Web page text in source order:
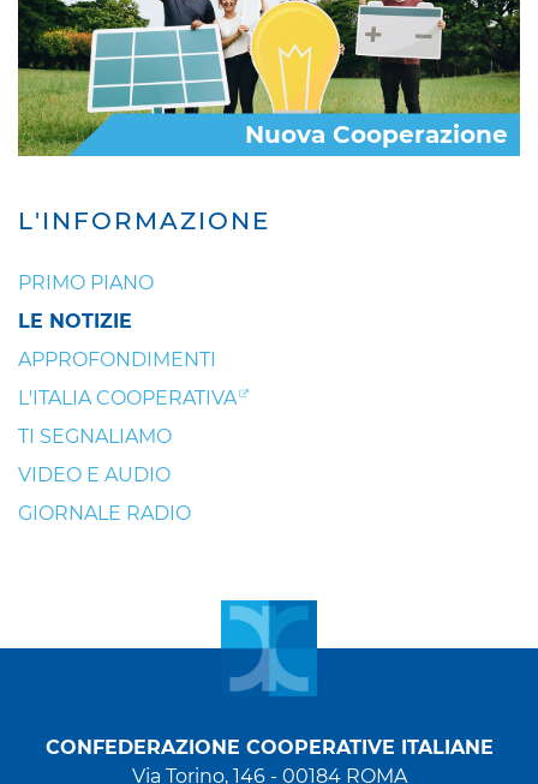
L'INFORMAZIONE
PRIMO PIANO
LE NOTIZIE
APPROFONDIMENTI
L'ITALIA COOPERATIVA
TI SEGNALIAMO
VIDEO E AUDIO
GIORNALE RADIO
Nuova Cooperazione
CONFEDERAZIONE COOPERATIVE ITALIANE
Via Torino, 146 - 00184 ROMA